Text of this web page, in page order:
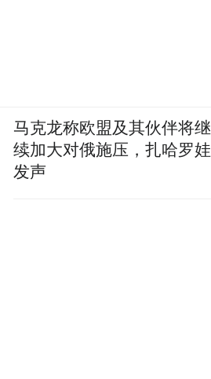
马克龙称欧盟及其伙伴将继
续加大对俄施压，扎哈罗娃
发声